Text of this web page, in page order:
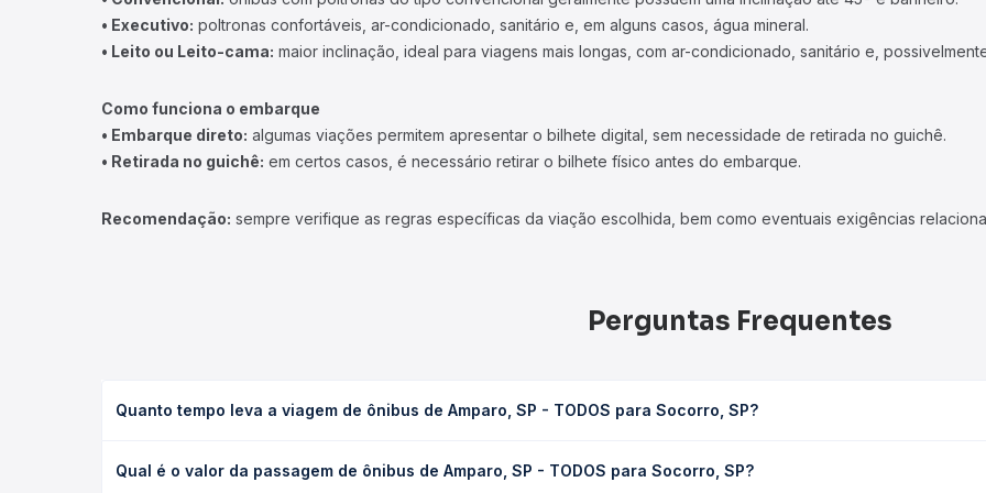
• Executivo: poltronas confortáveis, ar-condicionado, sanitário e, em alguns casos, água mineral.
• Leito ou Leito-cama: maior inclinação, ideal para viagens mais longas, com ar-condicionado, sanitário e,
Como funciona o embarque
• Embarque direto: algumas viações permitem apresentar o bilhete digital, sem necessidade de retirada no guichê.
• Retirada no guichê: em certos casos, é necessário retirar o bilhete físico antes do embarque.
Recomendação: sempre verifique as regras específicas da viação escolhida, bem como eventuais exigências
Perguntas Frequentes
Quanto tempo leva a viagem de ônibus de Amparo, SP - TODOS para Socorro, SP?
leito) e as condições de tráfego. Na Quero Passagem você consulta os horários disponíveis e vê a duração exata de
Qual é o valor da passagem de ônibus de Amparo, SP - TODOS para Socorro, SP?